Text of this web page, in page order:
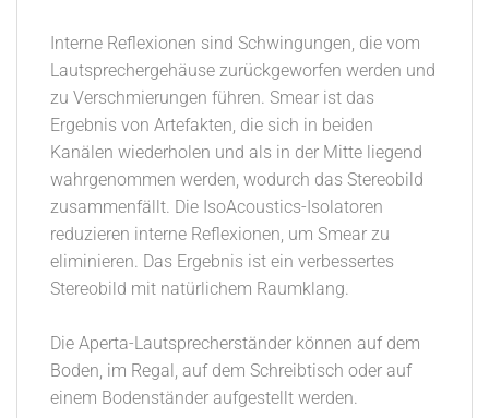
Interne Reflexionen sind Schwingungen, die vom
Lautsprechergehäuse zurückgeworfen werden und
zu Verschmierungen führen. Smear ist das
Ergebnis von Artefakten, die sich in beiden
Kanälen wiederholen und als in der Mitte liegend
wahrgenommen werden, wodurch das Stereobild
zusammenfällt. Die IsoAcoustics-Isolatoren
reduzieren interne Reflexionen, um Smear zu
eliminieren. Das Ergebnis ist ein verbessertes
Stereobild mit natürlichem Raumklang.
Die Aperta-Lautsprecherständer können auf dem
Boden, im Regal, auf dem Schreibtisch oder auf
einem Bodenständer aufgestellt werden.